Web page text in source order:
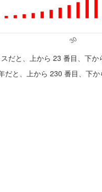
だと、上から 23 番目、下か
だと、上から 230 番目、下か